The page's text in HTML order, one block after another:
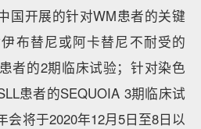
国开展的针对WM患者的关键
布替尼或阿卡替尼不耐受的
者的2期临床试验；针对染色
患者的SEQUOIA 3期临床试
会将于2020年12月5日至8日以